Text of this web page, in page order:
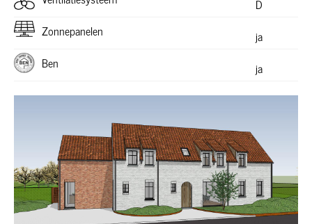
D
Zonnepanelen
ja
Ben
ja